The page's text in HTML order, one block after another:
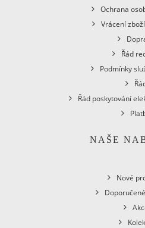
Ochrana
Vrácení
Řád
Podmínky
Řád poskytování
NAŠE
Nové